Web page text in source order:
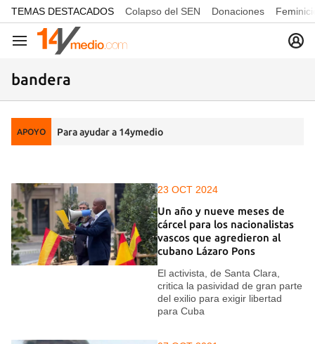
common.go-to-content
TEMAS DESTACADOS Colapso del SEN Donaciones
Navegación
bandera
APOYO Para ayudar a 14ymedio
23 OCT 2024
Un año y nueve meses de
cárcel para los nacionalistas
vascos que agredieron al
cubano Lázaro Pons
El activista, de Santa Clara,
critica la pasividad de gran parte
del exilio para exigir libertad
para Cuba